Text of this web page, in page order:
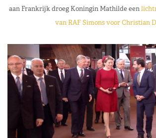
aan Frankrijk droeg Koningin Mathilde een
van RAF Simons voor Christian